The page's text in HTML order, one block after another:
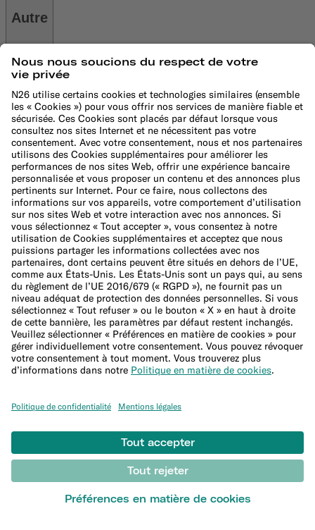
Autre
Entreprise
À propos de N26
Équipe de direction
Presse
Programme d'affiliation
Aide
Service Client